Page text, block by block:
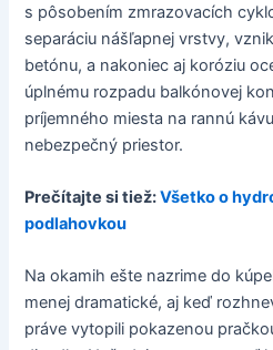
s pôsobením zmrazovacích
separáciu nášľapnej vrstvy,
betónu, a nakoniec aj koróziu
úplnému rozpadu balkónovej
príjemného miesta na rannú
nebezpečný priestor.
Prečítajte si tiež:Všetko o
podlahovkou
Na okamih ešte nazrime do
menej dramatické, aj keď
práve vytopili pokazenou